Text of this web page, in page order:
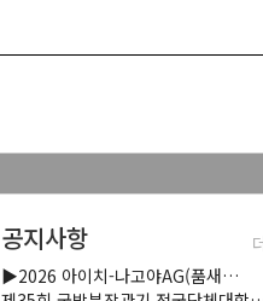
공지사항
▶2026 아이치-나고야AG(품새…